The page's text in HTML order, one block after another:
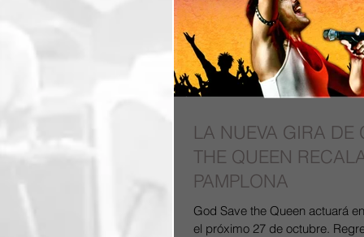
LA NUEVA GIRA DE
THE QUEEN
PAMPLONA
God Save the Queen actuará en
el próximo 27 de octubre.